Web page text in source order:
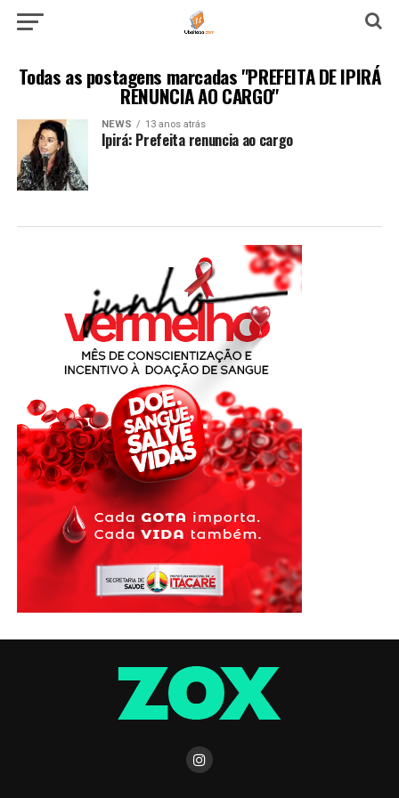
Todas as postagens marcadas "PREFEITA DE IPIRÁ
RENUNCIA AO CARGO"
NEWS 13 anos atrás
Ipirá: Prefeita renuncia ao cargo